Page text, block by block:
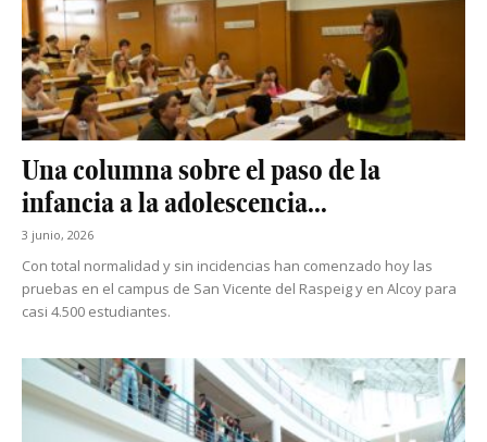
Una columna sobre el paso de la
infancia a la adolescencia...
3 junio, 2026
Con total normalidad y sin incidencias han comenzado hoy las
pruebas en el campus de San Vicente del Raspeig y en Alcoy para
casi 4.500 estudiantes.